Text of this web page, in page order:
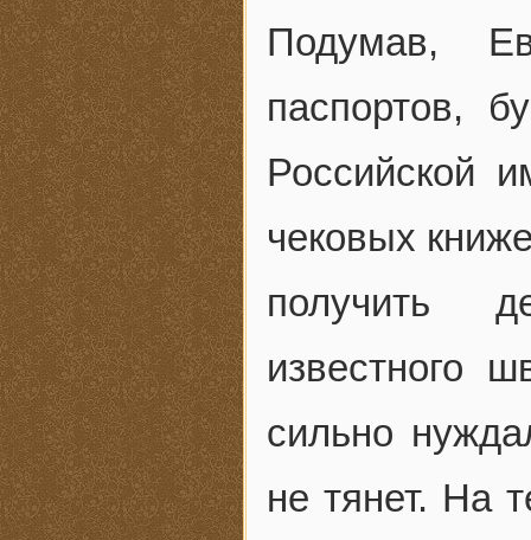
Подумав,
паспортов,
Российской
чековых
получить
известного
сильно
не тянет. На